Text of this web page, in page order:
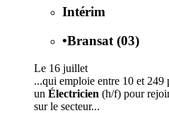
Intérim
•Bransat (03)
Le 16 juillet
...qui emploie entre 10 et 249
un Électricien (h/f) pour
sur le secteur...